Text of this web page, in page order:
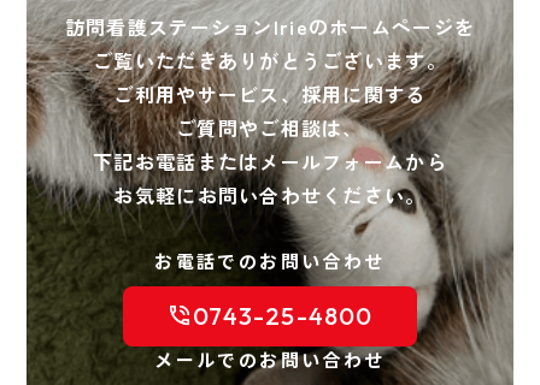
訪問看護ステーションIrieのホームページを
ご覧いただきありがとうございます。
ご利用やサービス、採用に関する
ご質問やご相談は、
下記お電話またはメールフォームから
お気軽にお問い合わせください。
お電話でのお問い合わせ
0743-25-4800
メールでのお問い合わせ